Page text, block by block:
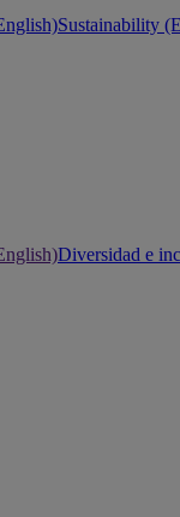
Sustainability
Diversidad e